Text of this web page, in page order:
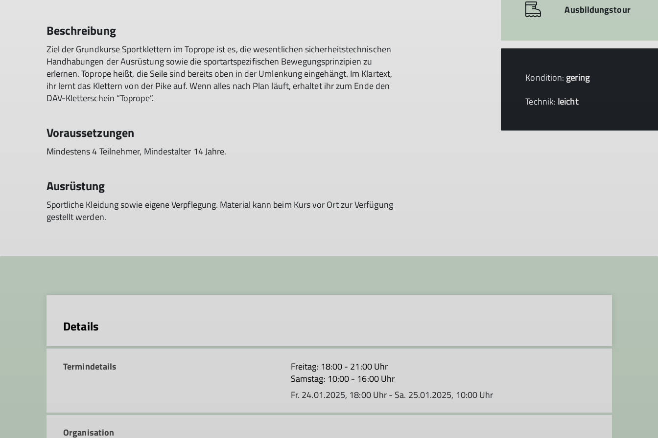
Beschreibung
Ziel der Grundkurse Sportklettern im Toprope ist es, die wesentlichen sicherheitstechnischen
Handhabungen der Ausrüstung sowie die sportartspezifischen Bewegungsprinzipien zu
erlernen. Toprope heißt, die Seile sind bereits oben in der Umlenkung eingehängt. Im Klartext,
ihr lernt das Klettern von der Pike auf. Wenn alles nach Plan läuft, erhaltet ihr zum Ende den
DAV-Kletterschein “Toprope”.
Voraussetzungen
Mindestens 4 Teilnehmer, Mindestalter 14 Jahre.
Ausrüstung
Sportliche Kleidung sowie eigene Verpflegung. Material kann beim Kurs vor Ort zur Verfügung
gestellt werden.
Ausbildungstour
Kondition: gering
Technik: leicht
Details
Termindetails
Freitag: 18:00 - 21:00 Uhr
Samstag: 10:00 - 16:00 Uhr
Fr. 24.01.2025, 18:00 Uhr - Sa. 25.01.2025, 10:00 Uhr
Organisation